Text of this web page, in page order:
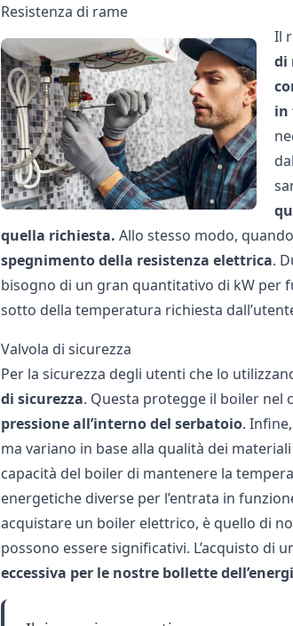
Resistenza di rame
Il
di
in
quella richiesta. Allo stesso modo,
spegnimento della resistenza elettrica.
bisogno di un gran quantitativo di kW per
sotto della temperatura richiesta
Valvola di sicurezza
Per la sicurezza degli utenti che lo
di sicurezza. Questa protegge il boiler nel
pressione all’interno del serbatoio.
ma variano in base alla qualità dei
capacità del boiler di mantenere la
energetiche diverse per l’entrata in
acquistare un boiler elettrico, è quello di
possono essere significativi. L’acquisto di
eccessiva per le nostre bollette